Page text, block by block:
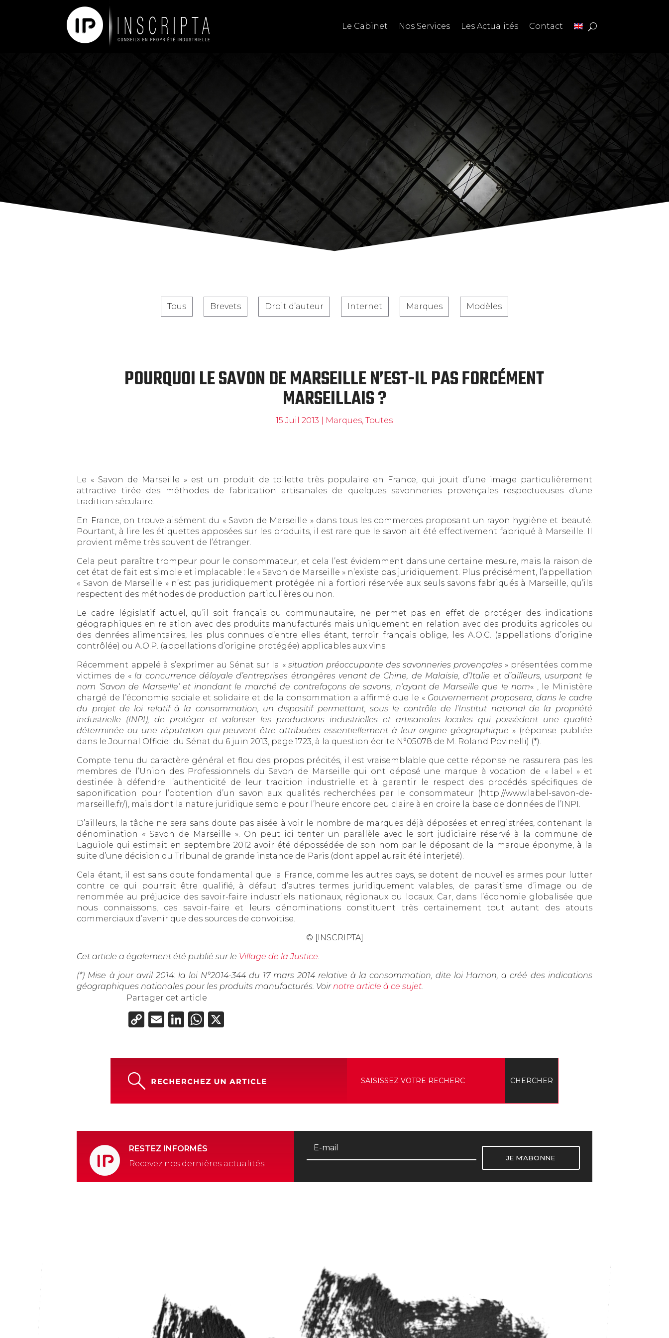
Le Cabinet Nos Services Les Actualités Contact
Tous Brevets Droit d’auteur Internet Marques Modèles
POURQUOI LE SAVON DE MARSEILLE N’EST-IL PAS FORCÉMENT
MARSEILLAIS ?
15 Juil 2013 Marques,Toutes
Le « Savon de Marseille » est un produit de toilette très populaire en France, qui jouit d’une image particulièrement
attractive tirée des méthodes de fabrication artisanales de quelques savonneries provençales respectueuses d’une
tradition séculaire.
En France, on trouve aisément du « Savon de Marseille » dans tous les commerces proposant un rayon hygiène et beauté.
Pourtant, à lire les étiquettes apposées sur les produits, il est rare que le savon ait été effectivement fabriqué à Marseille. Il
provient même très souvent de l’étranger.
Cela peut paraître trompeur pour le consommateur, et cela l’est évidemment dans une certaine mesure, mais la raison de
cet état de fait est simple et implacable : le « Savon de Marseille » n’existe pas juridiquement. Plus précisément, l’appellation
« Savon de Marseille » n’est pas juridiquement protégée ni a fortiori réservée aux seuls savons fabriqués à Marseille, qu’ils
respectent des méthodes de production particulières ou non.
Le cadre législatif actuel, qu’il soit français ou communautaire, ne permet pas en effet de protéger des indications
géographiques en relation avec des produits manufacturés mais uniquement en relation avec des produits agricoles ou
des denrées alimentaires, les plus connues d’entre elles étant, terroir français oblige, les A.O.C. (appellations d’origine
contrôlée) ou A.O.P. (appellations d’origine protégée) applicables aux vins.
Récemment appelé à s’exprimer au Sénat sur la « situation préoccupante des savonneries provençales » présentées comme
victimes de « la concurrence déloyale d’entreprises étrangères venant de Chine, de Malaisie, d’Italie et d’ailleurs, usurpant le
nom ‘Savon de Marseille’ et inondant le marché de contrefaçons de savons, n’ayant de Marseille que le nom« , le Ministère
chargé de l’économie sociale et solidaire et de la consommation a affirmé que le « Gouvernement proposera, dans le cadre
du projet de loi relatif à la consommation, un dispositif permettant, sous le contrôle de l’Institut national de la propriété
industrielle (INPI), de protéger et valoriser les productions industrielles et artisanales locales qui possèdent une qualité
déterminée ou une réputation qui peuvent être attribuées essentiellement à leur origine géographique » (réponse publiée
dans le Journal Officiel du Sénat du 6 juin 2013, page 1723, à la question écrite N°05078 de M. Roland Povinelli) (*).
Compte tenu du caractère général et flou des propos précités, il est vraisemblable que cette réponse ne rassurera pas les
membres de l’Union des Professionnels du Savon de Marseille qui ont déposé une marque à vocation de « label » et
destinée à défendre l’authenticité de leur tradition industrielle et à garantir le respect des procédés spécifiques de
saponification pour l’obtention d’un savon aux qualités recherchées par le consommateur (http://www.label-savon-de-
marseille.fr/), mais dont la nature juridique semble pour l’heure encore peu claire à en croire la base de données de l’INPI.
D’ailleurs, la tâche ne sera sans doute pas aisée à voir le nombre de marques déjà déposées et enregistrées, contenant la
dénomination « Savon de Marseille ». On peut ici tenter un parallèle avec le sort judiciaire réservé à la commune de
Laguiole qui estimait en septembre 2012 avoir été dépossédée de son nom par le déposant de la marque éponyme, à la
suite d’une décision du Tribunal de grande instance de Paris (dont appel aurait été interjeté).
Cela étant, il est sans doute fondamental que la France, comme les autres pays, se dotent de nouvelles armes pour lutter
contre ce qui pourrait être qualifié, à défaut d’autres termes juridiquement valables, de parasitisme d’image ou de
renommée au préjudice des savoir-faire industriels nationaux, régionaux ou locaux. Car, dans l’économie globalisée que
nous connaissons, ces savoir-faire et leurs dénominations constituent très certainement tout autant des atouts
commerciaux d’avenir que des sources de convoitise.
© [INSCRIPTA]
Cet article a également été publié sur le Village de la Justice.
(*) Mise à jour avril 2014: la loi N°2014-344 du 17 mars 2014 relative à la consommation, dite loi Hamon, a créé des indications
géographiques nationales pour les produits manufacturés. Voir notre article à ce sujet.
Partager cet article
CopyEmailLinkedIn
WhatsApp
RESTEZ INFORMÉS
Recevez nos dernières actualités
JE M'ABONNE